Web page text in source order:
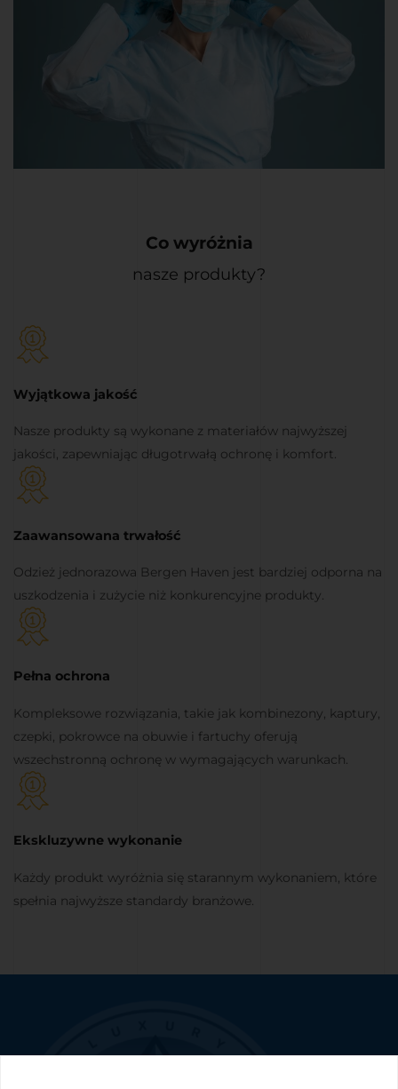
Co wyróżnia
nasze produkty?
Wyjątkowa jakość
Nasze produkty są wykonane z materiałów najwyższej
jakości, zapewniając długotrwałą ochronę i komfort.
Zaawansowana trwałość
Odzież jednorazowa Bergen Haven jest bardziej odporna na
uszkodzenia i zużycie niż konkurencyjne produkty.
Pełna ochrona
Kompleksowe rozwiązania, takie jak kombinezony, kaptury,
czepki, pokrowce na obuwie i fartuchy oferują
wszechstronną ochronę w wymagających warunkach.
Ekskluzywne wykonanie
Każdy produkt wyróżnia się starannym wykonaniem, które
spełnia najwyższe standardy branżowe.